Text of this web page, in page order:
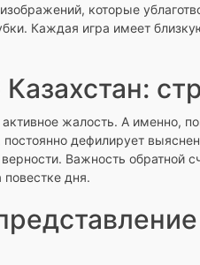
которые
Каждая игра имеет
жалость. А именно,
дефилирует
Важность
дня.